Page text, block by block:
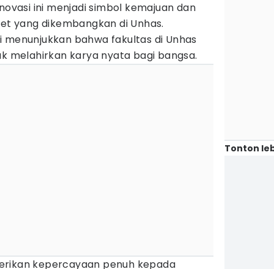
ini menjadi simbol kemajuan dan
yang dikembangkan di Unhas.
bahwa fakultas di Unhas
melahirkan karya nyata bagi bangsa.
kepercayaan penuh kepada
Tonton